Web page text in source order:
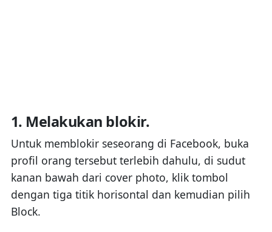
1. Melakukan blokir.
Untuk memblokir seseorang di Facebook, buka
profil orang tersebut terlebih dahulu, di sudut
kanan bawah dari cover photo, klik tombol
dengan tiga titik horisontal dan kemudian pilih
Block.